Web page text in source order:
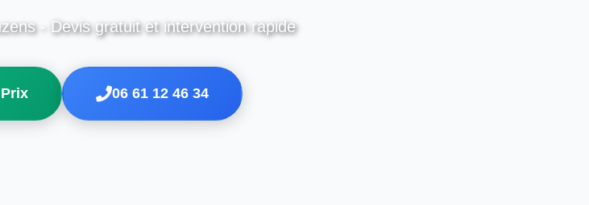
- Devis gratuit et intervention rapide
06 61 12 46 34